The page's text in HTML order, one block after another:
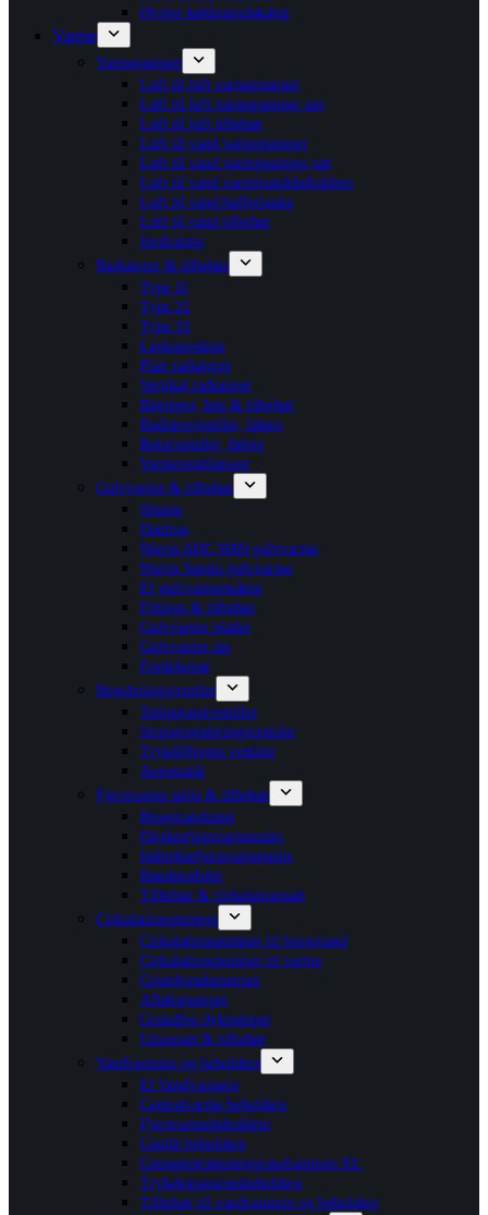
Øvrige køkkenredskaber
Varme
Varmepumper
Luft til luft varmepumper
Luft til luft varmepumper sæt
Luft til luft tilbehør
Luft til vand varmepumper
Luft til vand varmepumper sæt
Luft til vand varmtvandsbeholdere
Luft til vand buffertanke
Luft til vand tilbehør
Jordvarme
Radiatorer & tilbehør
Type 11
Type 22
Type 33
Lavkonvektor
Plan radiatorer
Vertikal radiatorer
Bæringer, ben & tilbehør
Radiatorventiler, følere
Returventiler, følere
Varmeventilatorer
Gulvvarme & tilbehør
Shunte
Danfoss
Wavin AHC 9000 gulvvarme
Wavin Sentio gulvvarme
El gulvvarmemåtter
Fittings & tilbehør
Gulvvarme plader
Gulvvarme rør
Fordelerrør
Reguleringsventiler
Temperaturventiler
Strengreguleringsventiler
Trykdifferens ventiler
Automatik
Fjernvarme units & tilbehør
Brugsvandsunit
Direktefjernvarmeunits
Indirektefjernvarmeunits
Bundmoduler
Tilbehør & cirkulationssæt
Cirkulationspumper
Cirkulationspumper til brugsvand
Cirkulationspumper til varme
Grundvandspumper
Afløbspumper
Grundfos dykpumper
Unionsæt & tilbehør
Vandvarmere og beholdere
El Vandvarmere
Centralvarme beholdere
Fjernvarmebeholdere
Combi beholdere
Gennemstrømningsvandvarmere EL
Trykekspansionsbeholdere
Tilbehør til vandvarmere og beholdere